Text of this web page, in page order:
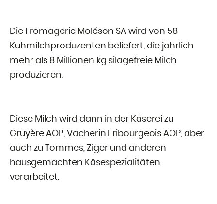
Die Fromagerie Moléson SA wird von 58
Kuhmilchproduzenten beliefert, die jährlich
mehr als 8 Millionen kg silagefreie Milch
produzieren.
Diese Milch wird dann in der Käserei zu
Gruyère AOP, Vacherin Fribourgeois AOP, aber
auch zu Tommes, Ziger und anderen
hausgemachten Käsespezialitäten
verarbeitet.